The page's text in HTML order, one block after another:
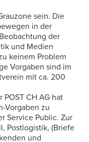
sein. Die
in der
der
und Medien
keinem Problem
Vorgaben sind im
mit ca. 200
CH AG hat
Vorgaben zu
Service Public. Zur
Postlogistik, (Briefe
und